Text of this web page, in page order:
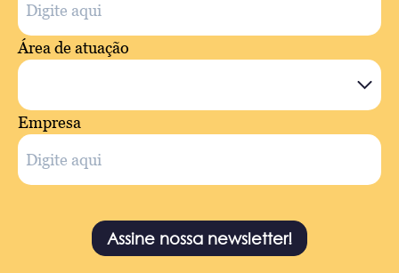
Área de atuação
Empresa
Assine nossa newsletter!